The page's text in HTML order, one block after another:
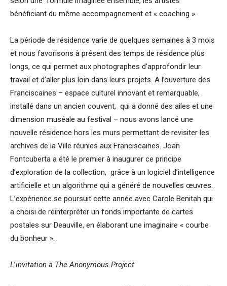
bénéficiant du même accompagnement et « coaching ».
La période de résidence varie de quelques semaines à 3 mois
et nous favorisons à présent des temps de résidence plus
longs, ce qui permet aux photographes d’approfondir leur
travail et d’aller plus loin dans leurs projets. A l’ouverture des
Franciscaines – espace culturel innovant et remarquable,
installé dans un ancien couvent, qui a donné des ailes et une
dimension muséale au festival – nous avons lancé une
nouvelle résidence hors les murs permettant de revisiter les
archives de la Ville réunies aux Franciscaines. Joan
Fontcuberta a été le premier à inaugurer ce principe
d’exploration de la collection, grâce à un logiciel d’intelligence
artificielle et un algorithme qui a généré de nouvelles œuvres.
L’expérience se poursuit cette année avec Carole Benitah qui
a choisi de réinterpréter un fonds importante de cartes
postales sur Deauville, en élaborant une imaginaire « courbe
du bonheur ».
L’invitation à The Anonymous Project